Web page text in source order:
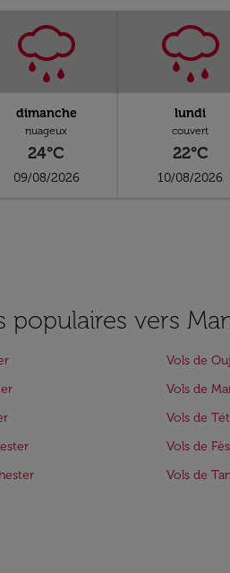
dimanche
nuageux
24°C
09/08/2026
lundi
couvert
22°C
10/08/2026
populaires vers
Vols de
Vols de
Vols de
Vols de
Vols de